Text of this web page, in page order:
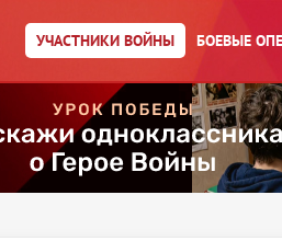
УЧАСТНИКИ ВОЙНЫ БОЕВЫЕ